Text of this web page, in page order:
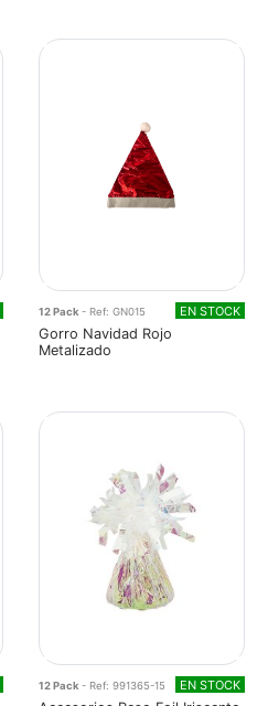
12 Pack - Ref: GN015 EN STOCK
Gorro Navidad Rojo
Metalizado
12 Pack - Ref: 991365-15 EN STOCK